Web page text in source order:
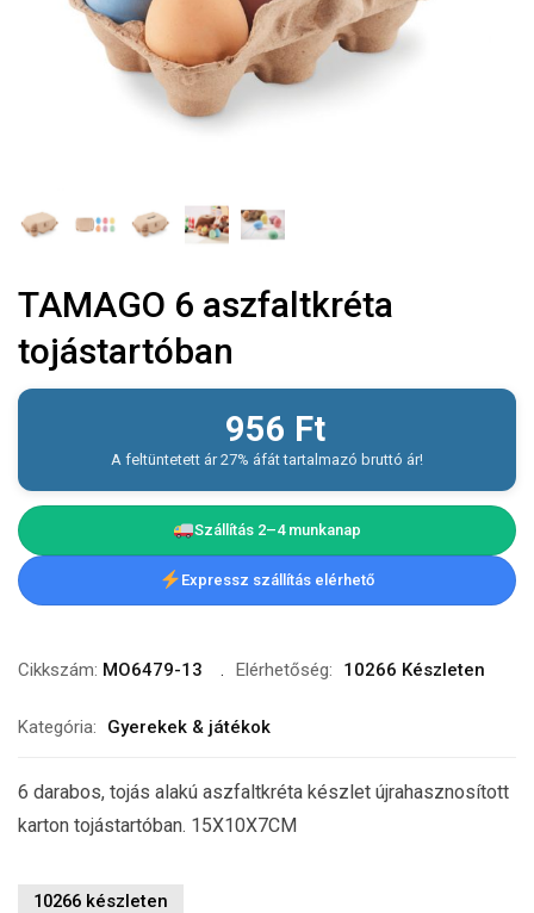
TAMAGO 6 aszfaltkréta
tojástartóban
956 Ft
A feltüntetett ár 27% áfát tartalmazó bruttó ár!
Szállítás 2–4 munkanap
Expressz szállítás elérhető
Cikkszám: MO6479-13 Elérhetőség: 10266 Készleten
Kategória: Gyerekek & játékok
6 darabos, tojás alakú aszfaltkréta készlet újrahasznosított
karton tojástartóban. 15X10X7CM
10266 készleten